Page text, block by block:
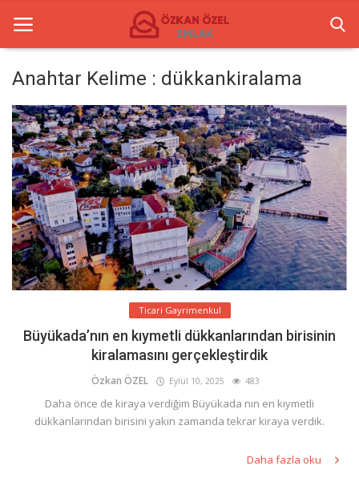
Anasayfa
Ticari Gayrimenkul
İletişim
Ticari Merkezler
Türkçe
Anahtar Kelime : dükkankiralama
Ticari Gayrimenkul
Büyükada’nın en kıymetli dükkanlarından birisinin
kiralamasını gerçekleştirdik
Özkan ÖZEL Eylül 10, 2025 483
Daha önce de kiraya verdiğim Büyükada nın en kıymetli
dükkanlarından birisini yakın zamanda tekrar kiraya verdik.
Daha fazla oku